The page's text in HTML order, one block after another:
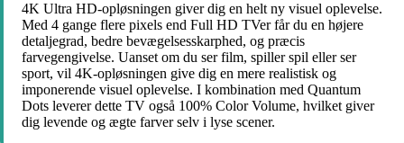
4K Ultra HD-opløsningen giver dig en helt ny visuel oplevelse.
Med 4 gange flere pixels end Full HD TVer får du en højere
detaljegrad, bedre bevægelsesskarphed, og præcis
farvegengivelse. Uanset om du ser film, spiller spil eller ser
sport, vil 4K-opløsningen give dig en mere realistisk og
imponerende visuel oplevelse. I kombination med Quantum
Dots leverer dette TV også 100% Color Volume, hvilket giver
dig levende og ægte farver selv i lyse scener.